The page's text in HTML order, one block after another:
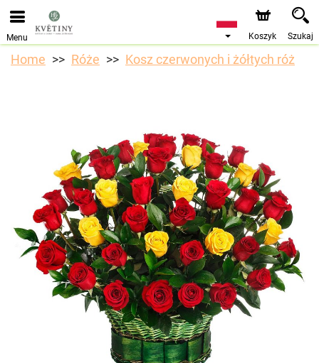
Przyjmujemy zamówienia za pośrednictwem naszego
sklepu internetowego. Najbliższy możliwy termin dostawy
to 10.08.2026 z powodu urlopu.
Menu Koszyk Szukaj
Home Róże Kosz czerwonych i żółtych róż